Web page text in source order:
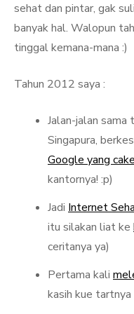
sehat dan pintar, gak
banyak hal. Walopun
tinggal kemana-mana :)
Tahun 2012 saya :
Jalan-jalan
Singapura,
Google yang
kantornya! :p)
Jadi Internet
itu silakan liat ke
ceritanya ya)
Pertama kali
kasih kue tartnya